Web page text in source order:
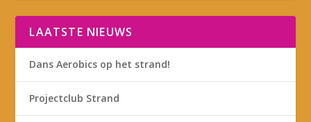
LAATSTE NIEUWS
Dans Aerobics op het strand!
Projectclub Strand